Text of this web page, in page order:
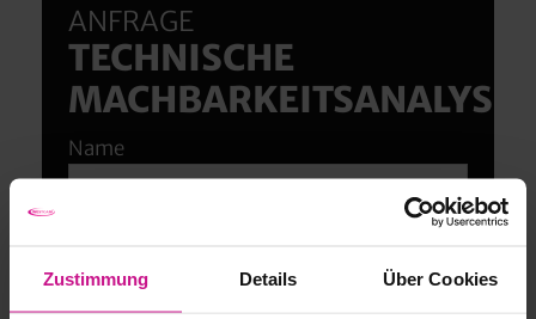
Zustimmung Details Über Cookies
großteils gutgeschrieben.
gemeinsam mit Ihnen bezüglich Umfang, Budget
und Zeitplan definiert.
ANFRAGE
TECHNISCHE
MACHBARKEITSANALYSE
Name